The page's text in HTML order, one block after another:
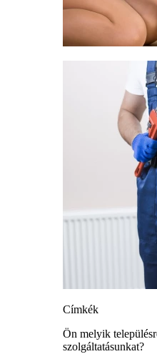
Címkék
Ön melyik
szolgáltatásunkat?